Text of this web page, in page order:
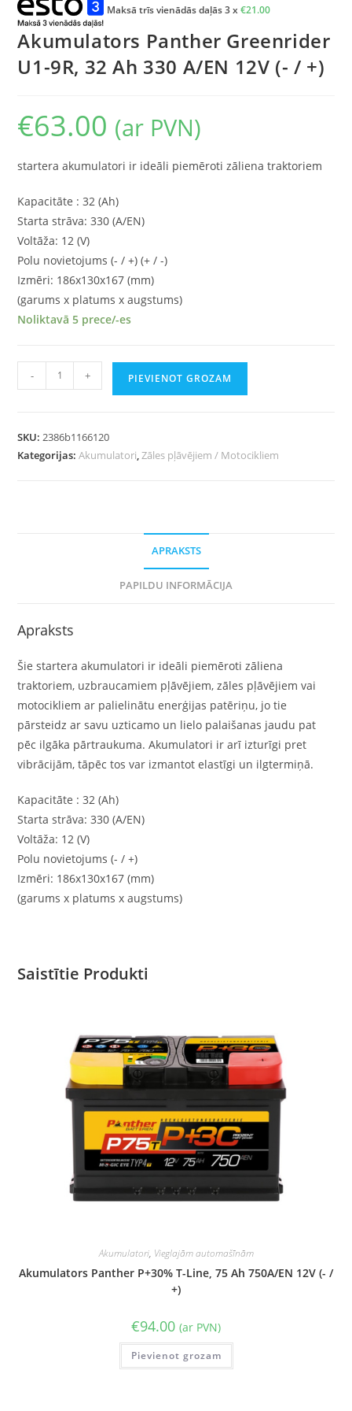
Maksā trīs vienādās daļās 3 x€21.00
Akumulators Panther Greenrider
U1-9R, 32 Ah 330 A/EN 12V (- / +)
€63.00 (ar PVN)
startera akumulatori ir ideāli piemēroti zāliena traktoriem
Kapacitāte : 32 (Ah)
Starta strāva: 330 (A/EN)
Voltāža: 12 (V)
Polu novietojums (- / +) (+ / -)
Izmēri: 186x130x167 (mm)
(garums x platums x augstums)
Noliktavā 5 prece/-es
- + PIEVIENOT GROZAM
SKU:2386b1166120
Kategorijas:Akumulatori,Zāles pļāvējiem / Motocikliem
APRAKSTS
PAPILDU INFORMĀCIJA
Apraksts
Šie startera akumulatori ir ideāli piemēroti zāliena
traktoriem, uzbraucamiem pļāvējiem, zāles pļāvējiem vai
motocikliem ar palielinātu enerģijas patēriņu, jo tie
pārsteidz ar savu uzticamo un lielo palaišanas jaudu pat
pēc ilgāka pārtraukuma. Akumulatori ir arī izturīgi pret
vibrācijām, tāpēc tos var izmantot elastīgi un ilgtermiņā.
Kapacitāte : 32 (Ah)
Starta strāva: 330 (A/EN)
Voltāža: 12 (V)
Polu novietojums (- / +)
Izmēri: 186x130x167 (mm)
(garums x platums x augstums)
Saistītie Produkti
Akumulatori, Vieglajām automašīnām
Akumulators Panther P+30% T-Line, 75 Ah 750A/EN 12V (- /
+)
€94.00 (ar PVN)
Pievienot grozam